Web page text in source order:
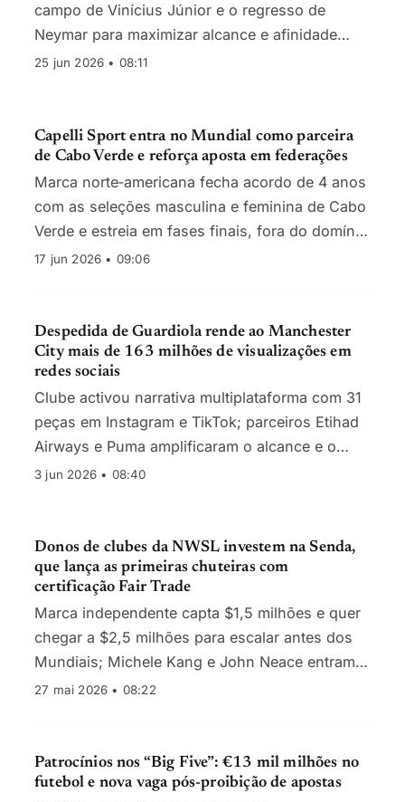
campo de Vinícius Júnior e o regresso de
Neymar para maximizar alcance e afinidade
durante Brasil–Escócia
25 jun 2026 • 08:11
Capelli Sport entra no Mundial como parceira
de Cabo Verde e reforça aposta em federações
Marca norte‑americana fecha acordo de 4 anos
com as seleções masculina e feminina de Cabo
Verde e estreia em fases finais, fora do domínio
Nike/adidas/Puma.
17 jun 2026 • 09:06
Despedida de Guardiola rende ao Manchester
City mais de 163 milhões de visualizações em
redes sociais
Clube activou narrativa multiplataforma com 31
peças em Instagram e TikTok; parceiros Etihad
Airways e Puma amplificaram o alcance e o
engagement
3 jun 2026 • 08:40
Donos de clubes da NWSL investem na Senda,
que lança as primeiras chuteiras com
certificação Fair Trade
Marca independente capta $1,5 milhões e quer
chegar a $2,5 milhões para escalar antes dos
Mundiais; Michele Kang e John Neace entram
na ronda
27 mai 2026 • 08:22
Patrocínios nos “Big Five”: €13 mil milhões no
futebol e nova vaga pós-proibição de apostas